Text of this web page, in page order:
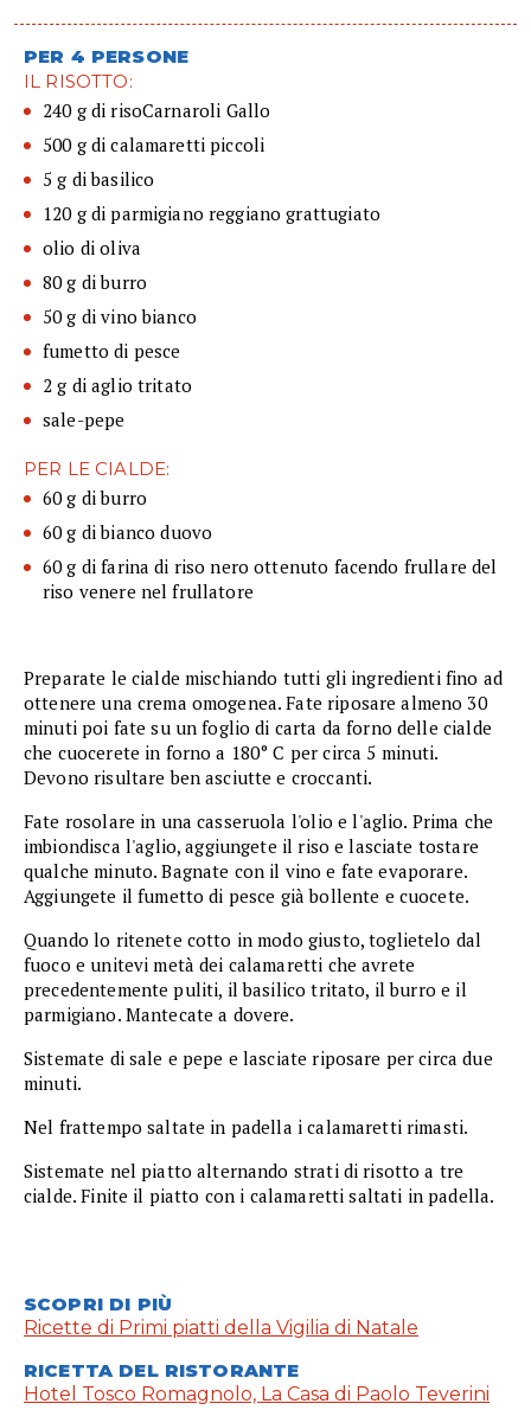
PER 4 PERSONE
IL RISOTTO:
240 g di risoCarnaroli Gallo
500 g di calamaretti piccoli
5 g di basilico
120 g di parmigiano reggiano grattugiato
olio di oliva
80 g di burro
50 g di vino bianco
fumetto di pesce
2 g di aglio tritato
sale-pepe
PER LE CIALDE:
60 g di burro
60 g di bianco duovo
60 g di farina di riso nero ottenuto facendo frullare del
riso venere nel frullatore
Preparate le cialde mischiando tutti gli ingredienti fino ad
ottenere una crema omogenea. Fate riposare almeno 30
minuti poi fate su un foglio di carta da forno delle cialde
che cuocerete in forno a 180° C per circa 5 minuti.
Devono risultare ben asciutte e croccanti.
Fate rosolare in una casseruola l'olio e l'aglio. Prima che
imbiondisca l'aglio, aggiungete il riso e lasciate tostare
qualche minuto. Bagnate con il vino e fate evaporare.
Aggiungete il fumetto di pesce già bollente e cuocete.
Quando lo ritenete cotto in modo giusto, toglietelo dal
fuoco e unitevi metà dei calamaretti che avrete
precedentemente puliti, il basilico tritato, il burro e il
parmigiano. Mantecate a dovere.
Sistemate di sale e pepe e lasciate riposare per circa due
minuti.
Nel frattempo saltate in padella i calamaretti rimasti.
Sistemate nel piatto alternando strati di risotto a tre
cialde. Finite il piatto con i calamaretti saltati in padella.
SCOPRI DI PIÙ
Ricette di Primi piatti della Vigilia di Natale
RICETTA DEL RISTORANTE
Hotel Tosco Romagnolo, La Casa di Paolo Teverini